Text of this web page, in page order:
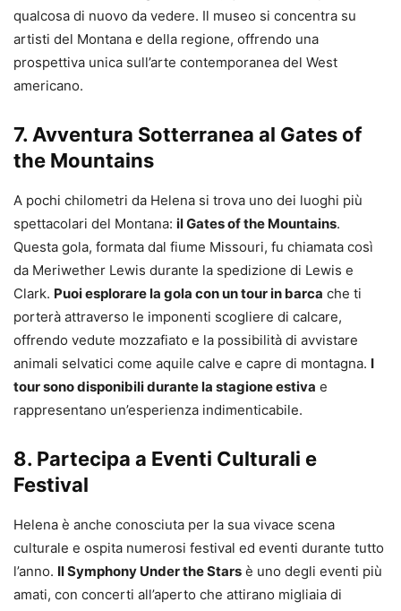
qualcosa di nuovo da vedere. Il museo si concentra su
artisti del Montana e della regione, offrendo una
prospettiva unica sull’arte contemporanea del West
americano.
7. Avventura Sotterranea al Gates of
the Mountains
A pochi chilometri da Helena si trova uno dei luoghi più
spettacolari del Montana: il Gates of the Mountains.
Questa gola, formata dal fiume Missouri, fu chiamata così
da Meriwether Lewis durante la spedizione di Lewis e
Clark. Puoi esplorare la gola con un tour in barca che ti
porterà attraverso le imponenti scogliere di calcare,
offrendo vedute mozzafiato e la possibilità di avvistare
animali selvatici come aquile calve e capre di montagna. I
tour sono disponibili durante la stagione estiva e
rappresentano un’esperienza indimenticabile.
8. Partecipa a Eventi Culturali e
Festival
Helena è anche conosciuta per la sua vivace scena
culturale e ospita numerosi festival ed eventi durante tutto
l’anno. Il Symphony Under the Stars è uno degli eventi più
amati, con concerti all’aperto che attirano migliaia di